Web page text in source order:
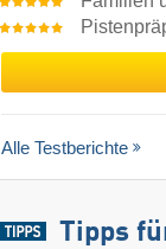
Alle Testberichte
Tipps